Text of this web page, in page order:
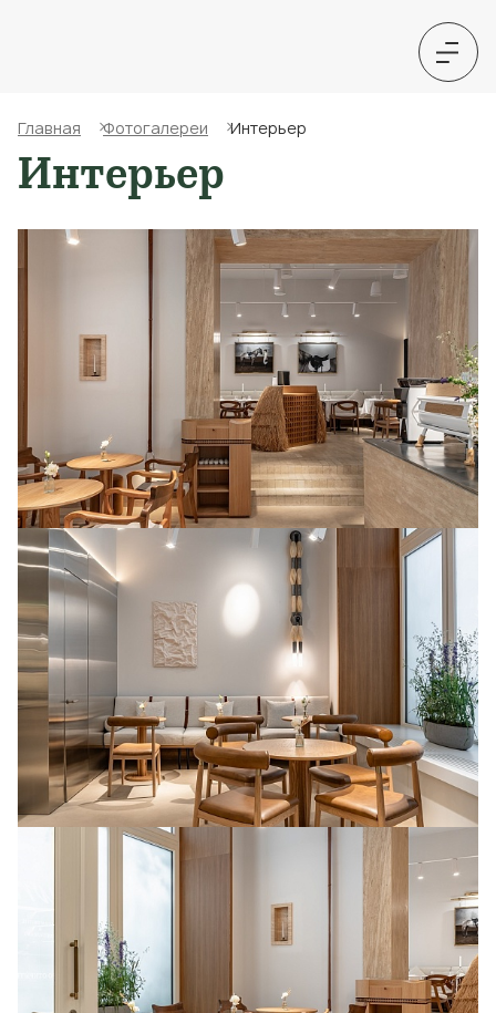
Главная Фотогалереи Интерьер
Интерьер